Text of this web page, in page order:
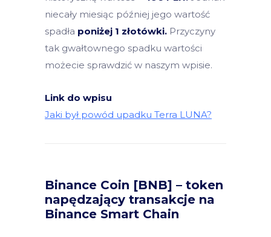
niecały miesiąc później jego wartość
spadła poniżej 1 złotówki. Przyczyny
tak gwałtownego spadku wartości
możecie sprawdzić w naszym wpisie.
Link do wpisu
Jaki był powód upadku Terra LUNA?
Binance Coin [BNB] – token
napędzający transakcje na
Binance Smart Chain